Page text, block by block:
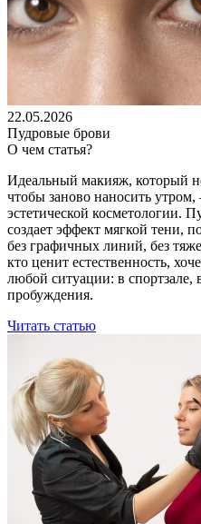
22.05.2026
Пудровые брови
О чем статья?
Идеальный макияж, который
чтобы заново наносить
эстетической косметологии.
создает эффект мягкой тени,
без графичных линий, без
кто ценит естественность,
любой ситуации: в спортзале,
пробуждения.
Читать статью